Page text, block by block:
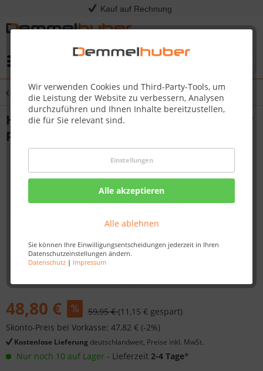
Kauf auf Rechnung
Wir verwenden Cookies und Third-Party-Tools, um
die Leistung der Website zu verbessern, Analysen
durchzuführen und Ihnen Inhalte bereitzustellen,
die für Sie relevant sind.
Einstellungen
Alle akzeptieren
Alle ablehnen
Sie können Ihre Einwilligungsentscheidungen jederzeit in Ihren
Datenschutzeinstellungen ändern.
Datenschutz| Impressum
Übersicht PRO825
Heavy Duty Lenkrollen-Nachrüstsatz für
PRESTIGE PRO 500
48,80 € 59,95 €(11,15 € gespart)
Skonto-Preis bei Vorkasse: 47,82 € (-2%)
Kostenlose Lieferung deutschlandweit, Preise inkl. MwSt.
Nur noch 10 auf Lager - Lieferzeit 2-4 Tage*